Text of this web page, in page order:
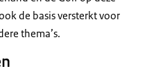
de basis versterkt voor
thema’s.